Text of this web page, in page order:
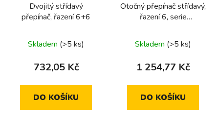
Dvojitý střídavý
přepínač, řazení 6+6
Skladem (>5 ks)
732,05 Kč
DO KOŠÍKU
Otočný přepínač střídavý,
řazení 6, serie
Skladem (>5 ks)
1 254,77 Kč
DO KOŠÍKU